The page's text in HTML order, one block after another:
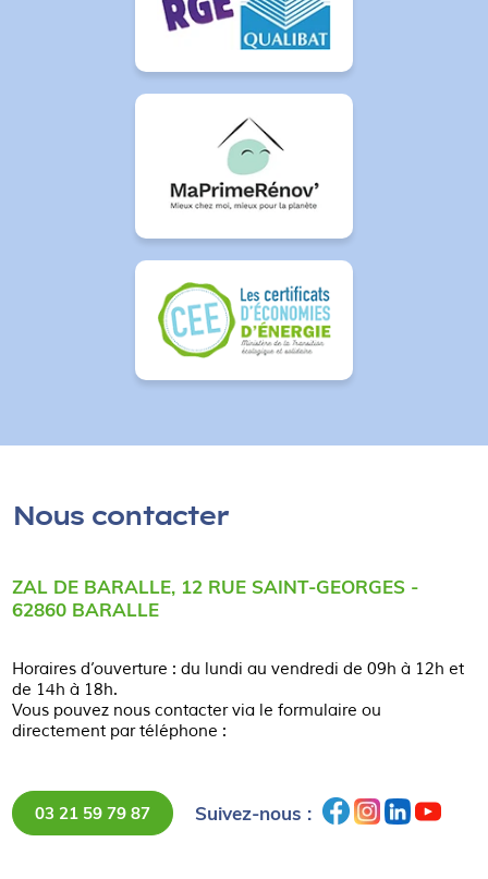
Nous contacter
ZAL DE BARALLE, 12 RUE SAINT-GEORGES -
62860 BARALLE
Horaires d’ouverture : du lundi au vendredi de 09h à 12h et
de 14h à 18h.
Vous pouvez nous contacter via le formulaire ou
directement par téléphone :
03 21 59 79 87 Suivez-nous :